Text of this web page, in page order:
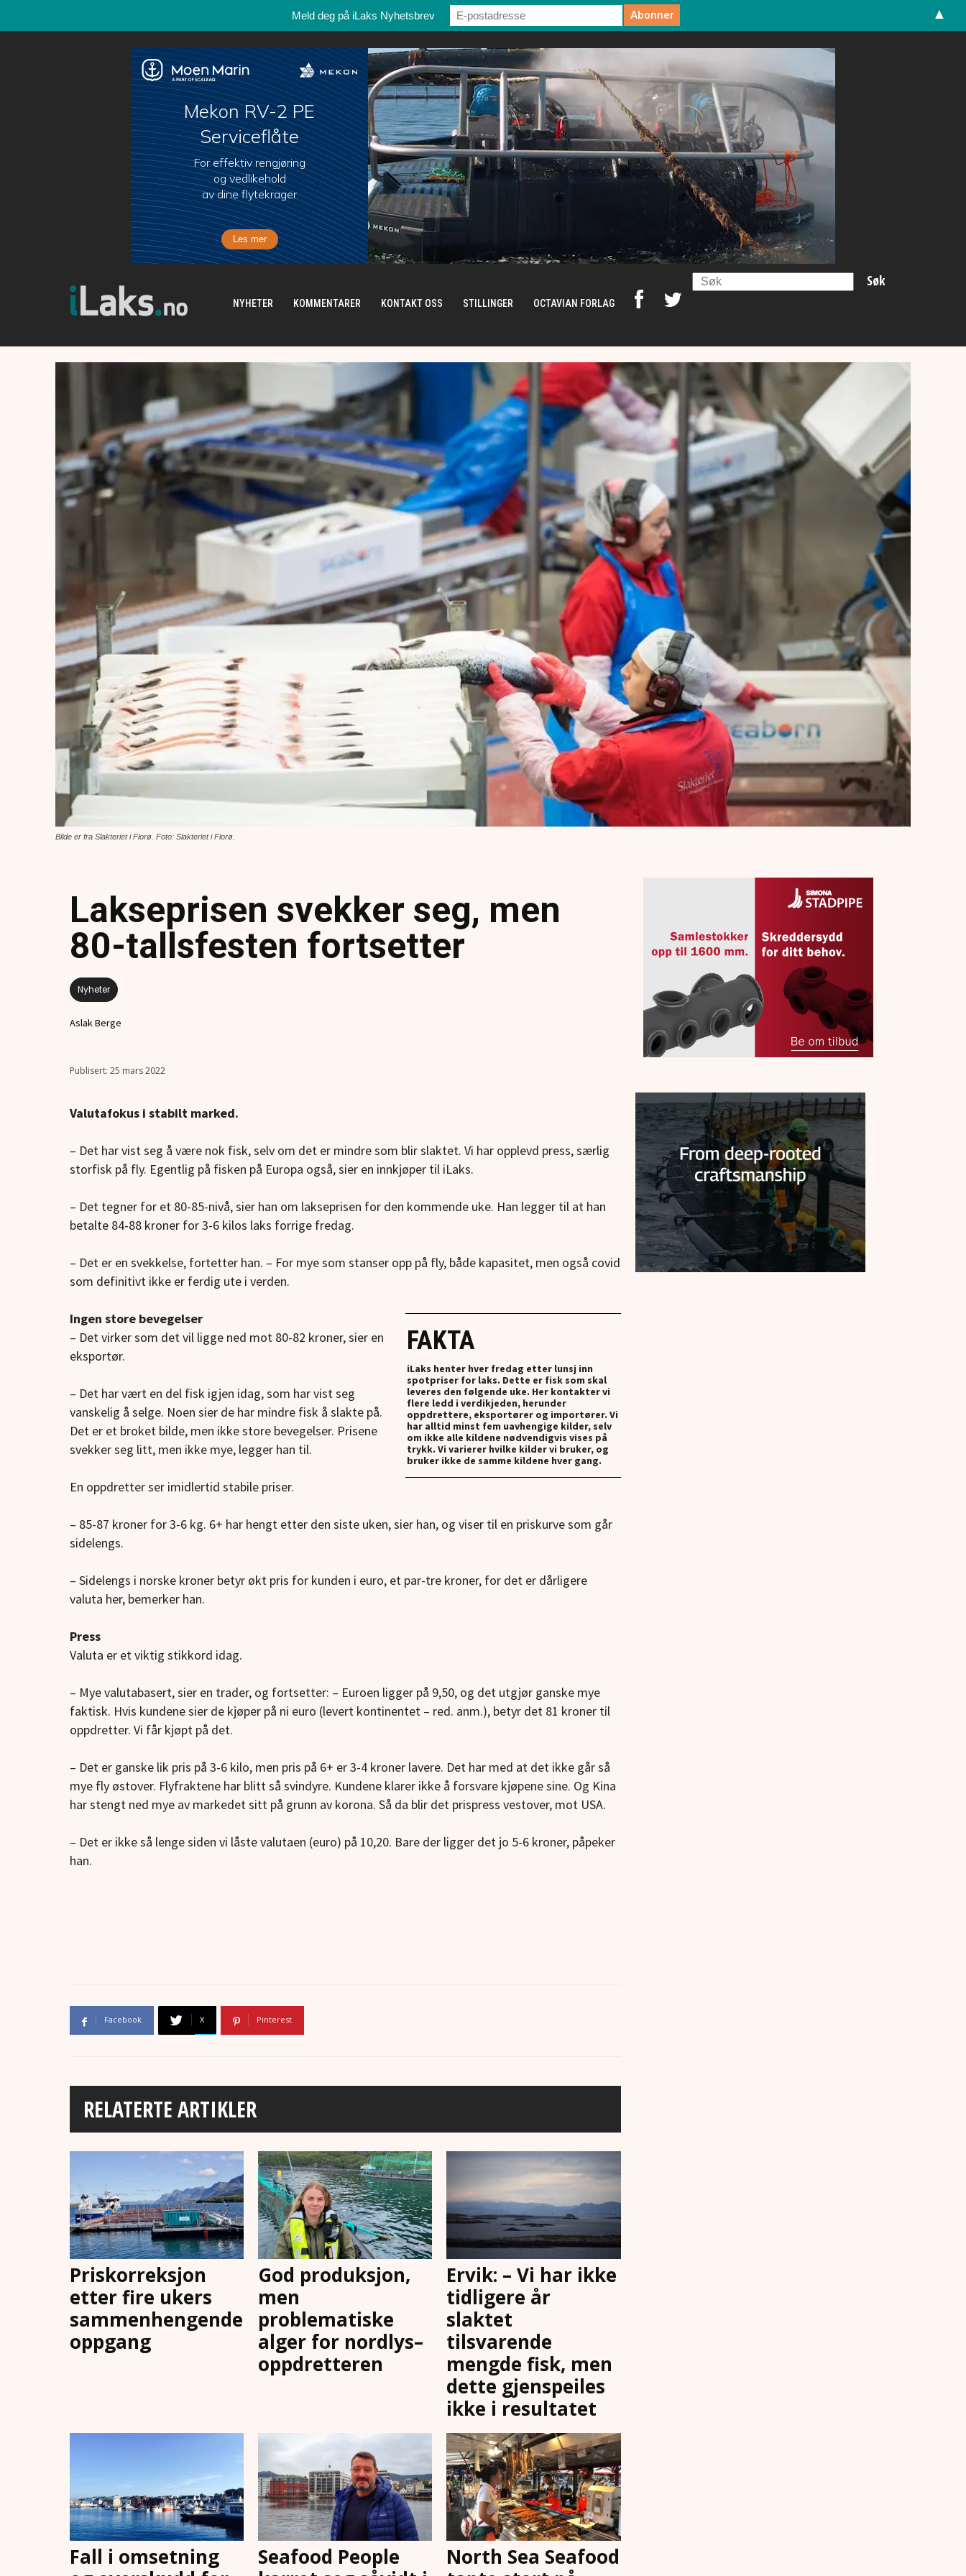
NYHETER KOMMENTARER KONTAKT OSS STILLINGER OCTAVIAN FORLAG
Search
Bilde er fra Slakteriet i Florø. Foto: Slakteriet i Florø.
Lakseprisen svekker seg, men
80-tallsfesten fortsetter
Nyheter
Aslak Berge
25 mars 2022
Valutafokus i stabilt marked.
– Det har vist seg å være nok fisk, selv om det er mindre som blir slaktet. Vi har opplevd press, særlig
storfisk på fly. Egentlig på fisken på Europa også, sier en innkjøper til iLaks.
– Det tegner for et 80-85-nivå, sier han om lakseprisen for den kommende uke. Han legger til at han
betalte 84-88 kroner for 3-6 kilos laks forrige fredag.
– Det er en svekkelse, fortetter han. – For mye som stanser opp på fly, både kapasitet, men også covid
som definitivt ikke er ferdig ute i verden.
FAKTA
iLaks henter hver fredag etter lunsj inn
spotpriser for laks. Dette er fisk som skal
leveres den følgende uke. Her kontakter vi
flere ledd i verdikjeden, herunder
oppdrettere, eksportører og importører. Vi
har alltid minst fem uavhengige kilder, selv
om ikke alle kildene nødvendigvis vises på
trykk. Vi varierer hvilke kilder vi bruker, og
bruker ikke de samme kildene hver gang.
Ingen store bevegelser
– Det virker som det vil ligge ned mot 80-82 kroner, sier en
eksportør.
– Det har vært en del fisk igjen idag, som har vist seg
vanskelig å selge. Noen sier de har mindre fisk å slakte på.
Det er et broket bilde, men ikke store bevegelser. Prisene
svekker seg litt, men ikke mye, legger han til.
En oppdretter ser imidlertid stabile priser.
– 85-87 kroner for 3-6 kg. 6+ har hengt etter den siste uken, sier han, og viser til en priskurve som går
sidelengs.
– Sidelengs i norske kroner betyr økt pris for kunden i euro, et par-tre kroner, for det er dårligere
valuta her, bemerker han.
Press
Valuta er et viktig stikkord idag.
– Mye valutabasert, sier en trader, og fortsetter: – Euroen ligger på 9,50, og det utgjør ganske mye
faktisk. Hvis kundene sier de kjøper på ni euro (levert kontinentet – red. anm.), betyr det 81 kroner til
oppdretter. Vi får kjøpt på det.
– Det er ganske lik pris på 3-6 kilo, men pris på 6+ er 3-4 kroner lavere. Det har med at det ikke går så
mye fly østover. Flyfraktene har blitt så svindyre. Kundene klarer ikke å forsvare kjøpene sine. Og Kina
har stengt ned mye av markedet sitt på grunn av korona. Så da blir det prispress vestover, mot USA.
– Det er ikke så lenge siden vi låste valutaen (euro) på 10,20. Bare der ligger det jo 5-6 kroner, påpeker
han.
Facebook X Pinterest
RELATERTE ARTIKLER
Priskorreksjon
etter fire ukers
sammenhengende
oppgang
God produksjon,
men
problematiske
alger for nordlys–
oppdretteren
Ervik: – Vi har ikke
tidligere år
slaktet
tilsvarende
mengde fisk, men
dette gjenspeiles
ikke i resultatet
Fall i omsetning
Seafood People
North Sea Seafood
Meld deg på iLaks Nyhetsbrev ▲